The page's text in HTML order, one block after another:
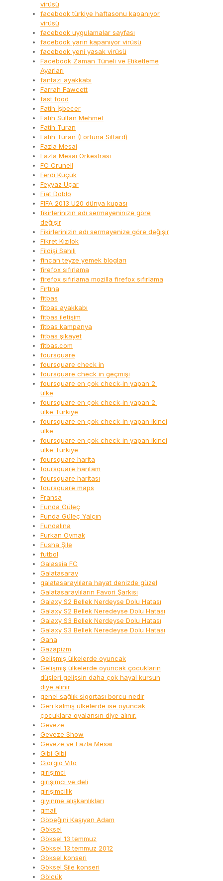
virüsü
facebook türkiye haftasonu kapanıyor
virüsü
facebook uygulamalar sayfası
facebook yarın kapanıyor virüsü
facebook yeni yasak virüsü
Facebook Zaman Tüneli ve Etiketleme
Ayarları
fantazi ayakkabı
Farrah Fawcett
fast food
Fatih İşbecer
Fatih Sultan Mehmet
Fatih Turan
Fatih Turan (Fortuna Sittard)
Fazla Mesai
Fazla Mesai Orkestrası
FC Crunell
Ferdi Küçük
Feyyaz Uçar
Fiat Doblo
FIFA 2013 U20 dünya kupası
fikirlerinizin adı sermayeninize göre
değişir
Fikirlerinizin adı sermayenize göre değişir
Fikret Kızılok
Fildişi Sahili
fincan teyze yemek blogları
firefox sıfırlama
firefox sıfırlama mozilla firefox sıfırlama
Fırtına
fitbas
fitbas ayakkabı
fitbas iletişim
fitbas kampanya
fitbas şikayet
fitbas.com
foursquare
foursquare check in
foursquare check in geçmişi
foursquare en çok check-in yapan 2.
ülke
foursquare en çok check-in yapan 2.
ülke Türkiye
foursquare en çok check-in yapan ikinci
ülke
foursquare en çok check-in yapan ikinci
ülke Türkiye
foursquare harita
foursquare haritam
foursquare haritası
foursquare maps
Fransa
Funda Güleç
Funda Güleç Yalçın
Fundalina
Furkan Oymak
Fusha Şile
futbol
Galassia FC
Galatasaray
galatasaraylılara hayat denizde güzel
Galatasaraylıların Favori Şarkısı
Galaxy S2 Bellek Nerdeyse Dolu Hatası
Galaxy S2 Bellek Neredeyse Dolu Hatası
Galaxy S3 Bellek Nerdeyse Dolu Hatası
Galaxy S3 Bellek Neredeyse Dolu Hatası
Gana
Gazapizm
Gelişmiş ülkelerde oyuncak
Gelişmiş ülkelerde oyuncak çocukların
düşleri gelişsin daha çok hayal kursun
diye alınır
genel sağlık sigortası borcu nedir
Geri kalmış ülkelerde ise oyuncak
çocuklara oyalansın diye alınır.
Geveze
Geveze Show
Geveze ve Fazla Mesai
Gibi Gibi
Giorgio Vito
girişimci
girişimci ve deli
girişimcilik
giyinme alışkanlıkları
gmail
Göbeğini Kaşıyan Adam
Göksel
Göksel 13 temmuz
Göksel 13 temmuz 2012
Göksel konseri
Göksel Şile konseri
Gölcük